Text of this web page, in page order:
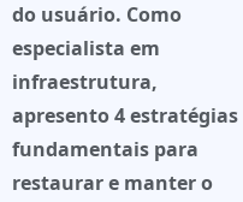
do usuário. Como
especialista em
infraestrutura,
apresento 4 estratégias
fundamentais para
restaurar e manter o